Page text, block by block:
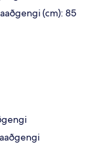
(cm): 85